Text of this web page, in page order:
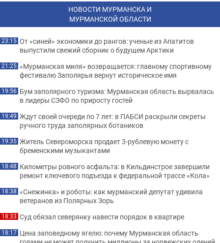
НОВОСТИ МУРМАНСКА И
МУРМАНСКОЙ ОБЛАСТИ
23:15 От «синей» экономики до рангов: ученые из Апатитов
выпустили свежий сборник о будущем Арктики
21:25 «Мурманская миля» возвращается: главному спортивному
фестивалю Заполярья вернут историческое имя
19:56 Бум заполярного туризма: Мурманская область вырвалась
в лидеры СЗФО по приросту гостей
19:49 Ждут своей очереди по 7 лет: в ПАБСИ раскрыли секреты
ручного труда заполярных ботаников
19:35 Житель Североморска продает 3-рублевую монету с
бременскими музыкантами
18:48 Километры ровного асфальта: в Кильдинстрое завершили
ремонт ключевого подъезда к федеральной трассе «Кола»
18:38 «Снежинка» и роботы: как мурманский депутат удивила
ветеранов из Полярных Зорь
18:33 Суд обязал северянку навести порядок в квартире
18:17 Цена заповедному ягелю: почему Мурманская область